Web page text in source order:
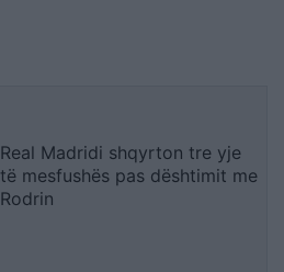
Real Madridi shqyrton tre yje
të mesfushës pas dështimit me
Rodrin